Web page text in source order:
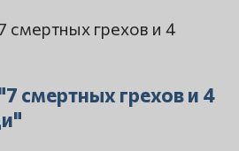
смертных грехов и 4